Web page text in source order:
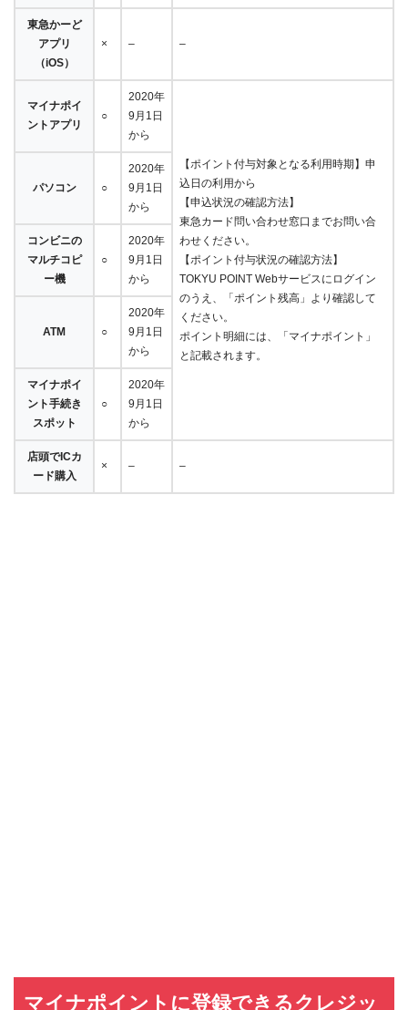
東急かーど
アプリ
（iOS）
× – –
マイナポイ
ントアプリ
○
2020年
9月1日
から
【ポイント付与対象となる利用時期】申
込日の利用から
【申込状況の確認方法】
東急カード問い合わせ窓口までお問い合
わせください。
【ポイント付与状況の確認方法】
TOKYU POINT Webサービスにログイン
のうえ、「ポイント残高」より確認して
ください。
ポイント明細には、「マイナポイント」
と記載されます。
パソコン ○
2020年
9月1日
から
コンビニの
マルチコピ
ー機
○
2020年
9月1日
から
ATM ○
2020年
9月1日
から
マイナポイ
ント手続き
スポット
○
2020年
9月1日
から
店頭でICカ
ード購入
× – –
マイナポイントに登録できるクレジッ